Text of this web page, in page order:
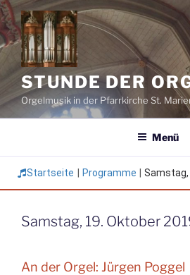
Zum
Inhalt
springen
STUNDE DER
Orgelmusik in der Pfarrkirche St.
Menü
Startseite Programme Samstag,
Samstag, 19. Oktober
An der Orgel: Jürgen Poggel